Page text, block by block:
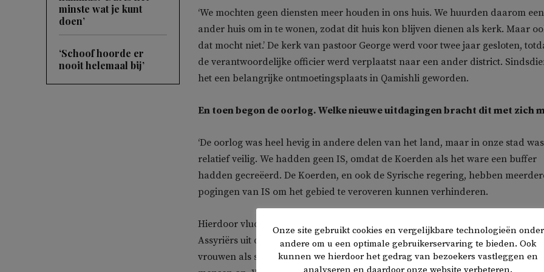
minste wat je kunt
doen’
‘Schoof hoorde er
nooit helemaal bij’
‘We mochten geen diensten meer houden in ons huis. We huurden daarom een
ander huis om in te wonen, zodat dit huis kon blijven dienen als kerk. Maar
dat mocht niet.’ De kerk van pastoor George werd voor twee jaar gesloten,
de verantwoordelijke officier werd verplaatst naar een ander district.
het een belangrijke ontmoetingsplaats in Qamishli geworden.
En toen begon de oorlog. Welke nieuwe uitdagingen bracht dit met zich
‘De oorlog was heel hevig in andere delen van het land, maar in onze stad
relatief veilig. We hadden geen IS, omdat de Koerden als het ware een buffer
hadden gecreëerd. De Koerden, en ook de Syrische regering, hebben
pogingen van IS om het gebied te veroveren kunnen verhinderen.
Hierdoor vluchtten veel mensen juist naar Qamishli toe. Zoals bijvoorbeeld de
Assyriërs uit de dorpen aan de Eufraat. IS heeft veel van hun dorpen
vrouwen als slavinnen genomen. Maar er kwamen ook moslims. We vingen
Onze site gebruikt cookies en vergelijkbare technologieën onder
andere om u een optimale gebruikerservaring te bieden. Ook
kunnen we hierdoor het gedrag van bezoekers vastleggen en